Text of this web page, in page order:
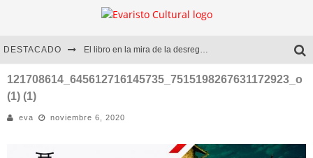
DESTACADO El libro en la mira de la desregulación
Marcelo Rubio | El llovedor
121708614_645612716145735_7515198267631172923_o
(1) (1)
eva noviembre 6, 2020